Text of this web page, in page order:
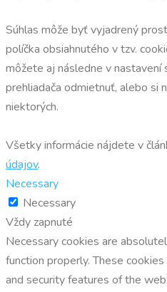
Súhlas môže byť vyjadrený
políčka obsiahnutého v tzv.
môžete aj následne v
prehliadača odmietnuť, alebo si
niektorých.
Všetky informácie nájdete v
údajov.
Necessary
Necessary
Vždy zapnuté
Necessary cookies are
function properly. These
and security features of the